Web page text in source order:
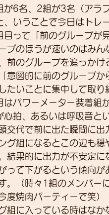
展示会 営業 紹
スーツ
が6名、2組が3名（アラ
いうことで今日はトレ
って「前のグループが
プのほうが速いのはみ
前のグループを追っか
意図的に前のグループ
たいことに集中して取り
パワーメーター装着組
拍、あるいは呼吸音と
交代で前に出た瞬間に
グ組になるとこの辺も
結果的に出力が不安定
って下がるという傾向
。（時々1組のメンバー
度焼肉パーティーで笑）
組に入っている時はな